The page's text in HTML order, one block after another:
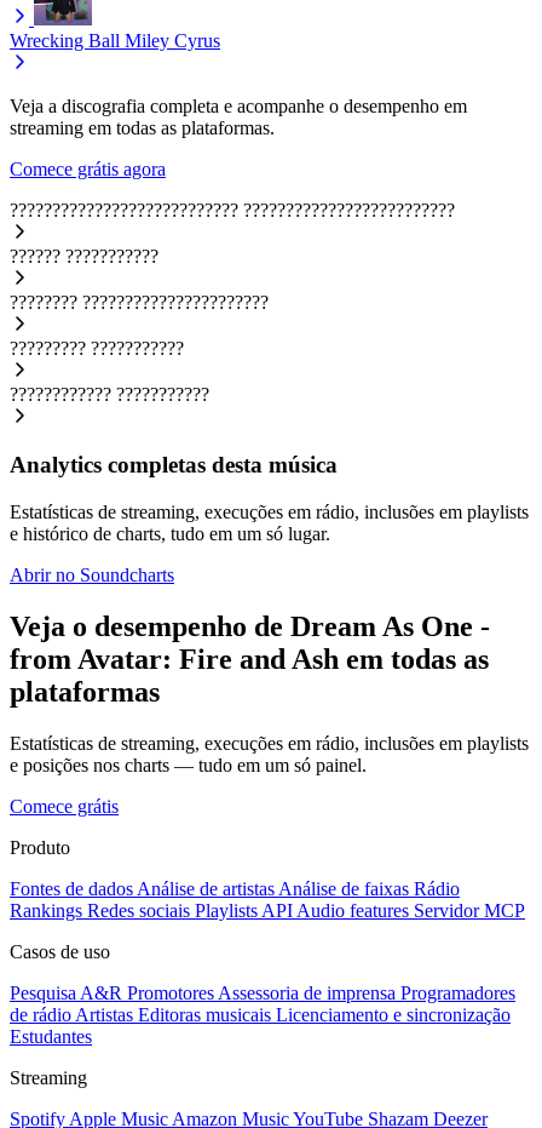
Wrecking Ball Miley Cyrus
Veja a discografia completa e acompanhe o desempenho em
streaming em todas as plataformas.
Comece grátis agora
??????????????????????????? ?????????????????????????
?????? ???????????
???????? ??????????????????????
????????? ???????????
???????????? ???????????
Analytics completas desta música
Estatísticas de streaming, execuções em rádio, inclusões em playlists
e histórico de charts, tudo em um só lugar.
Abrir no Soundcharts
Veja o desempenho de Dream As One -
from Avatar: Fire and Ash em todas as
plataformas
Estatísticas de streaming, execuções em rádio, inclusões em playlists
e posições nos charts — tudo em um só painel.
Comece grátis
Produto
Fontes de dados Análise de artistas Análise de faixas Rádio
Rankings Redes sociais Playlists API Audio features Servidor MCP
Casos de uso
Pesquisa A&R Promotores Assessoria de imprensa Programadores
de rádio Artistas Editoras musicais Licenciamento e sincronização
Estudantes
Streaming
Spotify Apple Music Amazon MusicYouTube Shazam Deezer